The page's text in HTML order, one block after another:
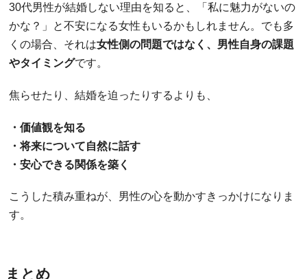
30代男性が結婚しない理由を知ると、「私に魅力がないの
かな？」と不安になる女性もいるかもしれません。でも多
くの場合、それは女性側の問題ではなく、男性自身の課題
やタイミングです。
焦らせたり、結婚を迫ったりするよりも、
・価値観を知る
・将来について自然に話す
・安心できる関係を築く
こうした積み重ねが、男性の心を動かすきっかけになりま
す。
まとめ